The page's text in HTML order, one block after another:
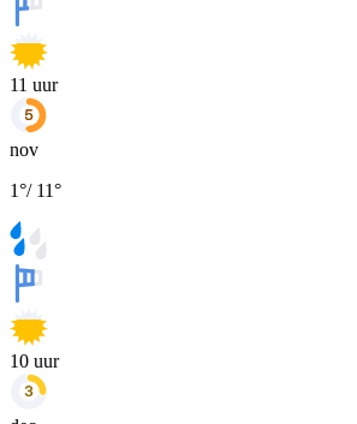
11 uur
nov
1°/ 11°
10 uur